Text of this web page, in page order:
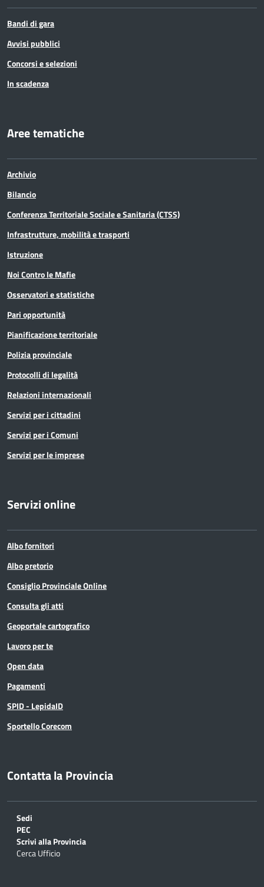
Bandi di gara
Avvisi pubblici
Concorsi e selezioni
In scadenza
Aree tematiche
Archivio
Bilancio
Conferenza Territoriale Sociale e Sanitaria (CTSS)
Infrastrutture, mobilità e trasporti
Istruzione
Noi Contro le Mafie
Osservatori e statistiche
Pari opportunità
Pianificazione territoriale
Polizia provinciale
Protocolli di legalità
Relazioni internazionali
Servizi per i cittadini
Servizi per i Comuni
Servizi per le imprese
Servizi online
Albo fornitori
Albo pretorio
Consiglio Provinciale Online
Consulta gli atti
Geoportale cartografico
Lavoro per te
Open data
Pagamenti
SPID - LepidaID
Sportello Corecom
Contatta la Provincia
Sedi
PEC
Scrivi alla Provincia
Cerca Ufficio